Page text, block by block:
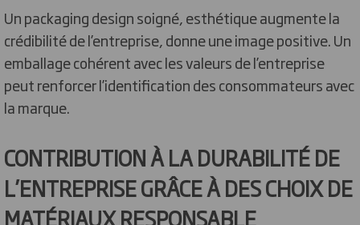
Un packaging design soigné, esthétique augmente la
crédibilité de l’entreprise, donne une image positive. Un
emballage cohérent avec les valeurs de l’entreprise
peut renforcer l’identification des consommateurs avec
la marque.
CONTRIBUTION À LA DURABILITÉ DE
L’ENTREPRISE GRÂCE À DES CHOIX DE
MATÉRIAUX RESPONSABLE